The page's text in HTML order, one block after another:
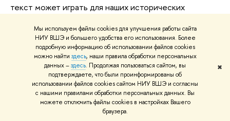
Мы используем файлы cookies для улучшения работы сайта
НИУ ВШЭ и большего удобства его использования. Более
подробную информацию об использовании файлов cookies
можно найти здесь, наши правила обработки персональных
данных –здесь. Продолжая пользоваться сайтом, вы
подтверждаете, что были проинформированы об
использовании файлов cookies сайтом НИУ ВШЭ и согласны
с нашими правилами обработки персональных данных. Вы
можете отключить файлы cookies в настройках Вашего
браузера.
✖
текст может играть для наших исторических
он играет в истории еврейской религии, в истории
формирования философской мысли человечества?
Конечно, самый первый подход – это прямое
“лобовое” чтение, с точки зрения грамматики и
словаря. А дальше выстраивается много
интересного, ведь это перекресток, из которого так
или иначе выросла вся европейская цивилизация…